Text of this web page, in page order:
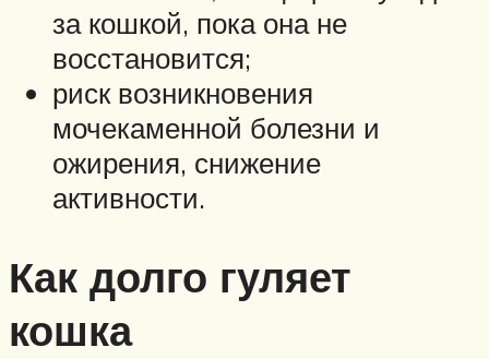
за кошкой, пока она не
восстановится;
риск возникновения
мочекаменной болезни и
ожирения, снижение
активности.
Как долго гуляет
кошка